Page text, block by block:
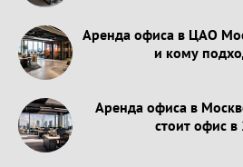
Аренда офиса в ЦАО
и кому
Аренда офиса в
стоит офис в